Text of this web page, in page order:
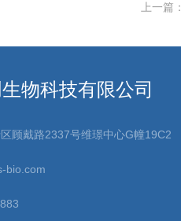
上一篇：
物科技有限公司
顾戴路2337号维璟中心G幢19C2
bio.com